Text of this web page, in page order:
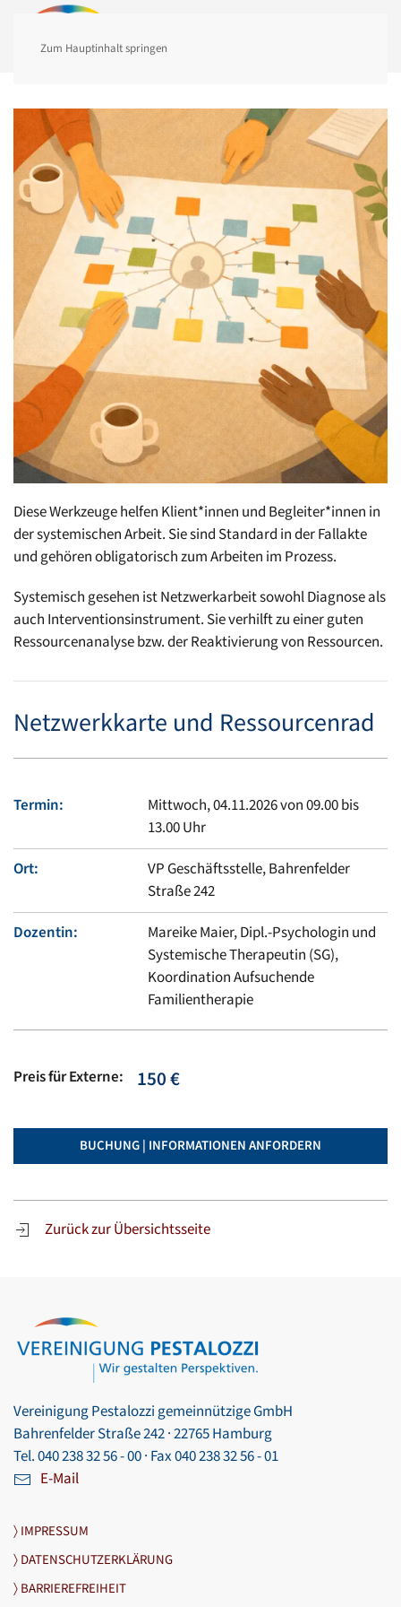
Zum Hauptinhalt springen
Diese Werkzeuge helfen Klient*innen und Begleiter*innen in
der systemischen Arbeit. Sie sind Standard in der Fallakte
und gehören obligatorisch zum Arbeiten im Prozess.
Systemisch gesehen ist Netzwerkarbeit sowohl Diagnose als
auch Interventionsinstrument. Sie verhilft zu einer guten
Ressourcenanalyse bzw. der Reaktivierung von Ressourcen.
Netzwerkkarte und Ressourcenrad
Termin:
Mittwoch, 04.11.2026 von 09.00 bis
13.00 Uhr
Ort:
VP Geschäftsstelle, Bahrenfelder
Straße 242
Dozentin:
Mareike Maier, Dipl.-Psychologin und
Systemische Therapeutin (SG),
Koordination Aufsuchende
Familientherapie
Preis für Externe: 150 €
BUCHUNG | INFORMATIONEN ANFORDERN
Zurück zur Übersichtsseite
Vereinigung Pestalozzi gemeinnützige GmbH
Bahrenfelder Straße 242 · 22765 Hamburg
Tel. 040 238 32 56 - 00 · Fax 040 238 32 56 - 01
E-Mail
〉 IMPRESSUM
〉 DATENSCHUTZERKLÄRUNG
〉 BARRIEREFREIHEIT